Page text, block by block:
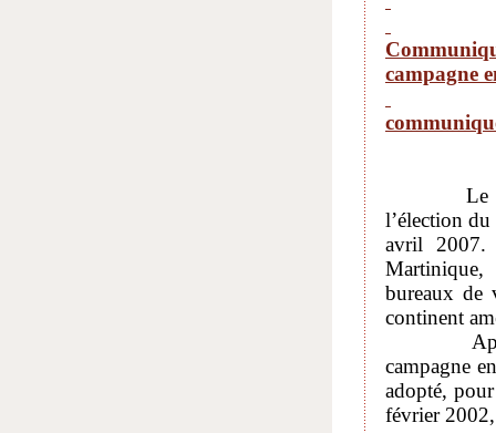
campagne
Le
l’élection
avril 2007.
Martinique,
bureaux de
continent
Après en
campagne
adopté,
février